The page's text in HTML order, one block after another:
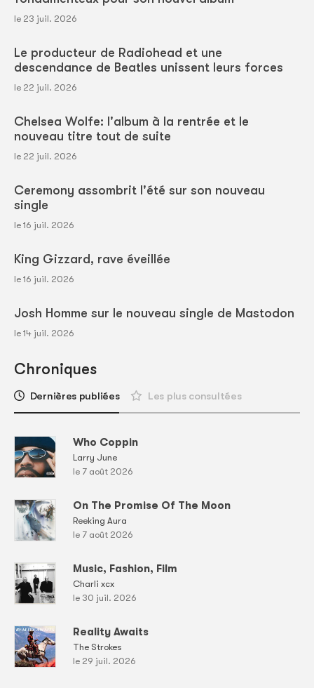
le 23 juil. 2026
Le producteur de Radiohead et une
descendance de Beatles unissent leurs forces
le 22 juil. 2026
Chelsea Wolfe: l'album à la rentrée et le
nouveau titre tout de suite
le 22 juil. 2026
Ceremony assombrit l'été sur son nouveau
single
le 16 juil. 2026
King Gizzard, rave éveillée
le 16 juil. 2026
Josh Homme sur le nouveau single de Mastodon
le 14 juil. 2026
Chroniques
Dernières publiées Les plus consultées
Who Coppin
Larry June
le 7 août 2026
On The Promise Of The Moon
Reeking Aura
le 7 août 2026
Music, Fashion, Film
Charli xcx
le 30 juil. 2026
Reality Awaits
The Strokes
le 29 juil. 2026